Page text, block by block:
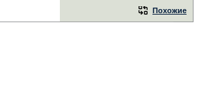
Похожие